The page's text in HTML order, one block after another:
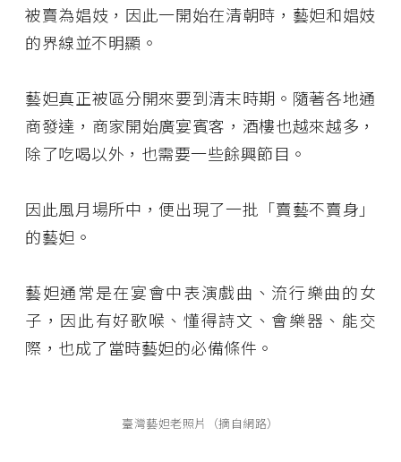
被賣為娼妓，因此一開始在清朝時，藝妲和娼妓
的界線並不明顯。
藝妲真正被區分開來要到清末時期。隨著各地通
商發達，商家開始廣宴賓客，酒樓也越來越多，
除了吃喝以外，也需要一些餘興節目。
因此風月場所中，便出現了一批「賣藝不賣身」
的藝妲。
藝妲通常是在宴會中表演戲曲、流行樂曲的女
子，因此有好歌喉、懂得詩文、會樂器、能交
際，也成了當時藝妲的必備條件。
臺灣藝妲老照片（摘自網路）